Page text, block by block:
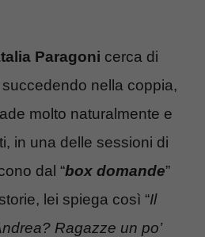
Paragoni cerca di
nella coppia,
molto naturalmente e
in una delle sessioni di
dal “box domande”
lei spiega così “Il
Ragazze un po’